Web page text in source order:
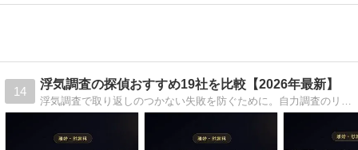
14
浮気調査の探偵おすすめ19社を比較【2026年最新】